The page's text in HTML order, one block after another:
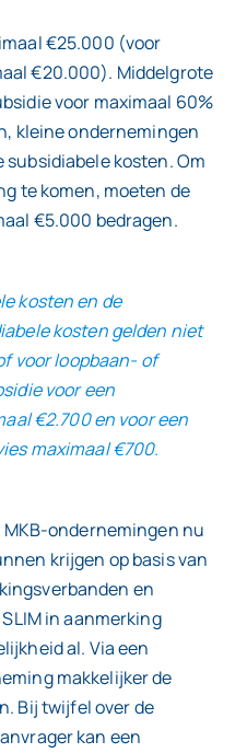
€25.000 (voor
€20.000). Middelgrote
voor maximaal 60%
kleine ondernemingen
subsidiabele kosten. Om
te komen, moeten de
€5.000 bedragen.
kosten en de
kosten gelden niet
voor loopbaan- of
voor een
€2.700 en voor een
maximaal €700.
ondernemingen nu
krijgen op basis van
en
in aanmerking
al. Via een
makkelijker de
Bij twijfel over de
kan een